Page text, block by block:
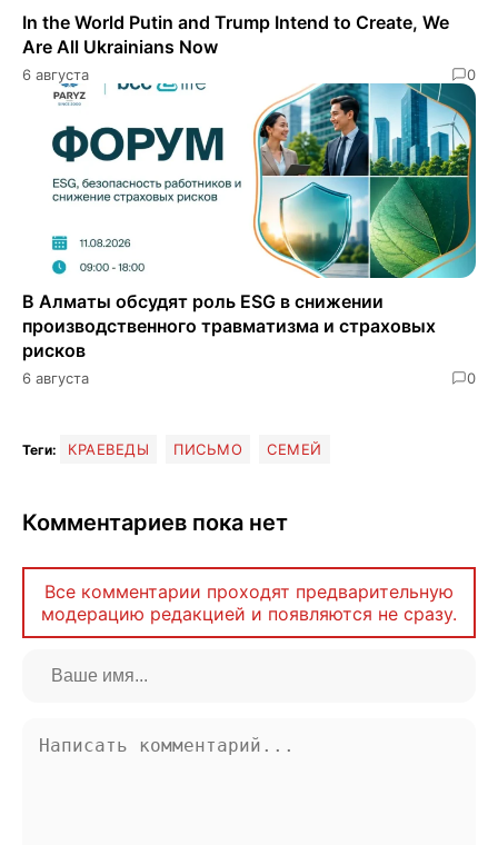
In the World Putin and Trump Intend to Create, We
Are All Ukrainians Now
6 августа 0
В Алматы обсудят роль ESG в снижении
производственного травматизма и страховых
рисков
6 августа 0
Теги: КРАЕВЕДЫ ПИСЬМО СЕМЕЙ
Комментариев пока нет
Все комментарии проходят предварительную
модерацию редакцией и появляются не сразу.